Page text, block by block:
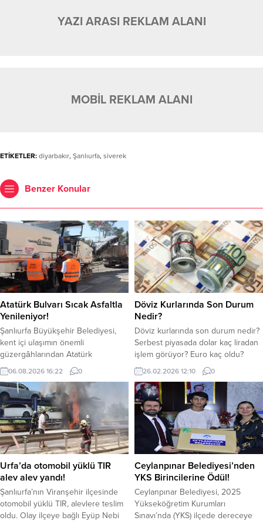
YAZI ARASI REKLAM ALANI
MOBİL REKLAM ALANI
ETİKETLER: diyarbakır, Şanlıurfa, siverek
Benzer Konular
Atatürk Bulvarı Sıcak Asfaltla
Yenileniyor!
Şanlıurfa Büyükşehir Belediyesi,
kent içi ulaşımın önemli
güzergâhlarından Atatürk
Bulvarı’nda sıcak asfalt yenileme
çalışmalarını başlattı. Yol kalitesini
artırmak ve sürücülere daha
güvenli bir ulaşım imkânı sunmak
amacıyla yürütülen çalışmalar
nedeniyle bulvar geçici süreyle
araç trafiğine kapatıldı. Fen İşleri
Daire Başkanlığı ekipleri tarafından
sürdürülen çalışma kapsamında,
kullanım ömrünü tamamlayan ve
çeşitli...
06.08.2026 16:22 0
Döviz Kurlarında Son Durum
Nedir?
Döviz kurlarında son durum nedir?
Serbest piyasada dolar kaç liradan
işlem görüyor? Euro kaç oldu?
Dolar, serbest piyasada güne
43.8560 liradan başladı. Güne
yatay seyirle başlayan dolar saat
12.03 itibariyle 43.88 TL’den işlem
görüyor. Euro’da güne yatay seyirle
başladı. Euro saat 12.03 itibariyle
51.90 TL’den işlem görüyor.
Euro/Dolar paritesi 1.18...
26.02.2026 12:10 0
Urfa’da otomobil yüklü TIR
alev alev yandı!
Şanlıurfa’nın Viranşehir ilçesinde
otomobil yüklü TIR, alevlere teslim
oldu. Olay ilçeye bağlı Eyüp Nebi
Ceylanpınar Belediyesi’nden
YKS Birincilerine Ödül!
Ceylanpınar Belediyesi, 2025
Yükseköğretim Kurumları
Sınavı’nda (YKS) ilçede dereceye